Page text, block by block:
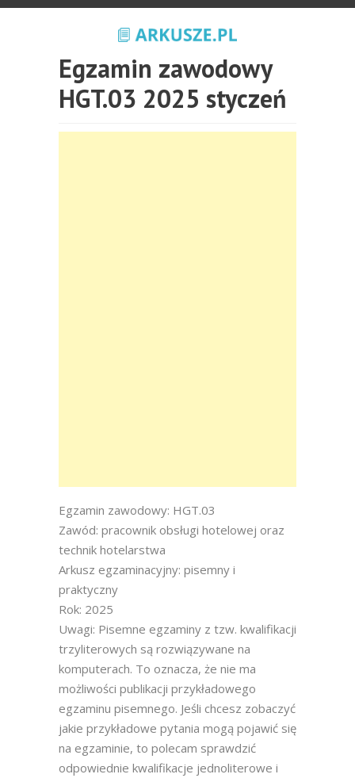
Egzamin zawodowy
HGT.03 2025 styczeń
Egzamin zawodowy: HGT.03
Zawód: pracownik obsługi hotelowej oraz
technik hotelarstwa
Arkusz egzaminacyjny: pisemny i
praktyczny
Rok: 2025
Uwagi: Pisemne egzaminy z tzw. kwalifikacji
trzyliterowych są rozwiązywane na
komputerach. To oznacza, że nie ma
możliwości publikacji przykładowego
egzaminu pisemnego. Jeśli chcesz zobaczyć
jakie przykładowe pytania mogą pojawić się
na egzaminie, to polecam sprawdzić
odpowiednie kwalifikacje jednoliterowe i